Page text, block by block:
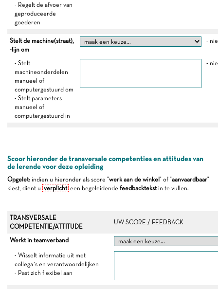
- Regelt de afvoer van
geproduceerde
goederen
Stelt de machine(straat),
-lijn om
-
- Stelt
machineonderdelen
manueel of
computergestuurd om
- Stelt parameters
manueel of
computergestuurd in
-
Scoor hieronder de transversale competenties en attitudes van
de lerende voor deze opleiding
Opgelet: indien u hieronder als score "werk aan de winkel " of "aanvaardbaar"
kiest, dient u verplicht een begeleidende feedbacktekstin te vullen.
TRANSVERSALE
COMPETENTIE/ATTITUDE
UW SCORE / FEEDBACK
Werkt in teamverband
- Wisselt informatie uit met
collega’s en verantwoordelijken
- Past zich flexibel aan